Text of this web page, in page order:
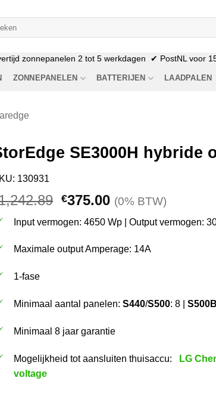
zonnepanelen 2 tot 5 werkdagen ✔ PostNL voor
ZONNEPANELEN BATTERIJEN LAADPALEN
SE3000H hybride
130931
Oorspronkelijke
was:
€1,242.89.
€375.00Huidige
is:
€375.00.
(0% BTW)
Input vermogen: 4650 Wp | Output vermogen:
Maximale output Amperage: 14A
1-fase
Minimaal aantal panelen: S440/S500: 8 | S500B
Minimaal 8 jaar garantie
Mogelijkheid tot aansluiten thuisaccu: LG
voltage